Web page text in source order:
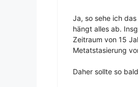
Ja, so sehe ich
hängt alles ab.
Zeitraum von 15
Metatstasierung
Daher sollte so